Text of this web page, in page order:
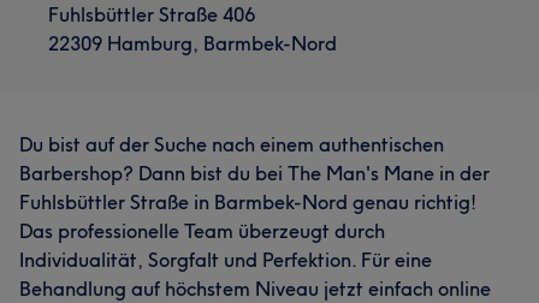
Was unsere Kunden über Ersin sagen
Fuhlsbüttler Straße 406
22309 Hamburg, Barmbek-Nord
Du bist auf der Suche nach einem authentischen
Barbershop? Dann bist du bei The Man's Mane in der
Fuhlsbüttler Straße in Barmbek-Nord genau richtig!
Das professionelle Team überzeugt durch
Individualität, Sorgfalt und Perfektion. Für eine
Behandlung auf höchstem Niveau jetzt einfach online